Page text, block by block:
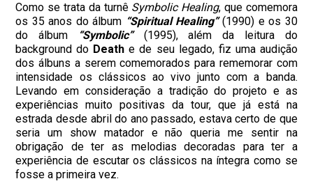
Como se trata da turnê Symbolic Healing, que comemora
os 35 anos do álbum “Spiritual Healing”(1990) e os 30
do álbum
“Symbolic”(1995), além da leitura do
background do Death e de seu legado, fiz uma audição
dos álbuns a serem comemorados para rememorar com
intensidade os clássicos ao vivo junto com a banda.
Levando em consideração a tradição do projeto e as
experiências muito positivas da tour, que já está na
estrada desde abril do ano passado, estava certo de que
seria um show matador e não queria me sentir na
obrigação de ter as melodias decoradas para ter a
experiência de escutar os clássicos na íntegra como se
fosse a primeira vez.